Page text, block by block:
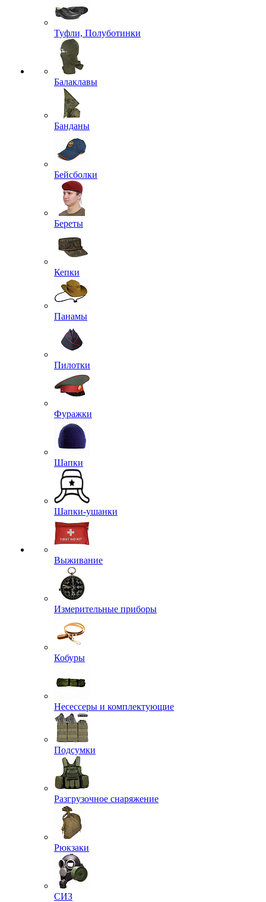
Туфли, Полуботинки
Балаклавы
Банданы
Бейсболки
Береты
Кепки
Панамы
Пилотки
Фуражки
Шапки
Шапки-ушанки
Выживание
Измерительные приборы
Кобуры
Несессеры и комплектующие
Подсумки
Разгрузочное снаряжение
Рюкзаки
СИЗ